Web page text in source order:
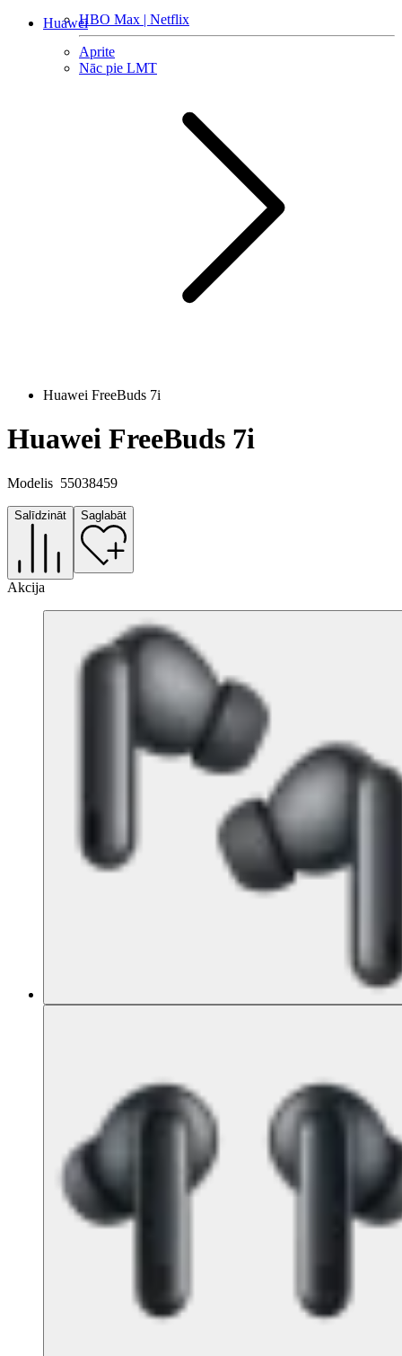
HBO Max | Netflix
Aprite
Nāc pie LMT
Huawei
Huawei FreeBuds 7i
Huawei FreeBuds 7i
Modelis 55038459
Salīdzināt Saglabāt
Akcija